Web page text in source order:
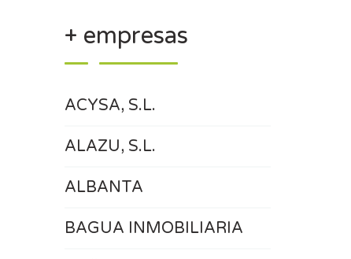
+ empresas
ACYSA, S.L.
ALAZU, S.L.
ALBANTA
BAGUA INMOBILIARIA